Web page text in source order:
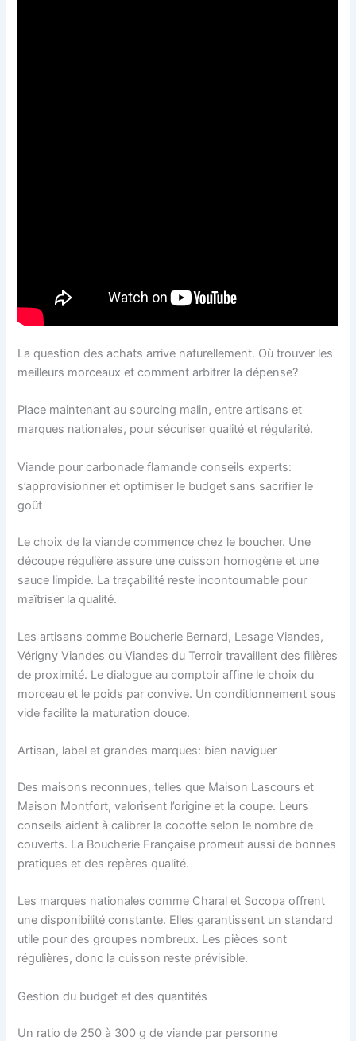
La question des achats arrive naturellement. Où trouver les
meilleurs morceaux et comment arbitrer la dépense?
Place maintenant au sourcing malin, entre artisans et
marques nationales, pour sécuriser qualité et régularité.
Viande pour carbonade flamande conseils experts:
s’approvisionner et optimiser le budget sans sacrifier le
goût
Le choix de la viande commence chez le boucher. Une
découpe régulière assure une cuisson homogène et une
sauce limpide. La traçabilité reste incontournable pour
maîtriser la qualité.
Les artisans comme Boucherie Bernard, Lesage Viandes,
Vérigny Viandes ou Viandes du Terroir travaillent des filières
de proximité. Le dialogue au comptoir affine le choix du
morceau et le poids par convive. Un conditionnement sous
vide facilite la maturation douce.
Artisan, label et grandes marques: bien naviguer
Des maisons reconnues, telles que Maison Lascours et
Maison Montfort, valorisent l’origine et la coupe. Leurs
conseils aident à calibrer la cocotte selon le nombre de
couverts. La Boucherie Française promeut aussi de bonnes
pratiques et des repères qualité.
Les marques nationales comme Charal et Socopa offrent
une disponibilité constante. Elles garantissent un standard
utile pour des groupes nombreux. Les pièces sont
régulières, donc la cuisson reste prévisible.
Gestion du budget et des quantités
Un ratio de 250 à 300 g de viande par personne